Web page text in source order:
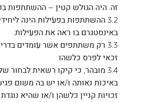
זה. היה הגולש קטין – ההשתתפות
3.2 ההשתתפות בפעילות הינה
באינסטגרם בו ראה את הפעילות.
3.3 רק משתתפים אשר עומדים
זכאי לפרס כלשהו.
3.4 מובהר, כי קיקו רשאית
באיכות נאותה ו/או יש בה משום
זכויות קניין כלשהן ו/או שהיא